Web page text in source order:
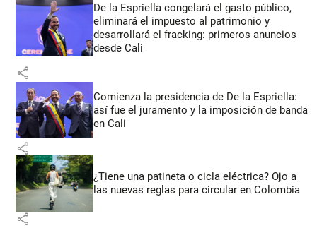
De la Espriella congelará el gasto público,
eliminará el impuesto al patrimonio y
desarrollará el fracking: primeros anuncios
desde Cali
share
Comienza la presidencia de De la Espriella:
así fue el juramento y la imposición de banda
en Cali
share
¿Tiene una patineta o cicla eléctrica? Ojo a
las nuevas reglas para circular en Colombia
share